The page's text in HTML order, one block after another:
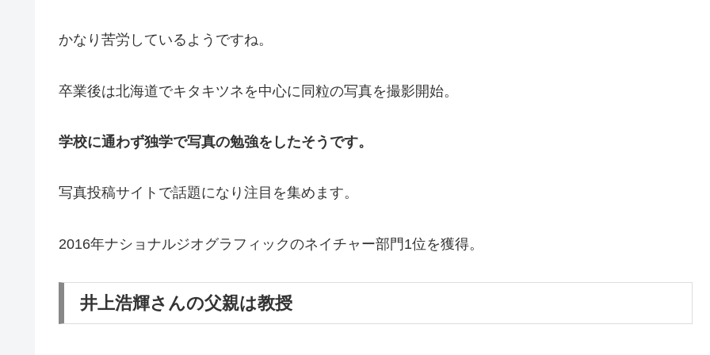
かなり苦労しているようですね。
卒業後は北海道でキタキツネを中心に同粒の写真を撮影開始。
学校に通わず独学で写真の勉強をしたそうです。
写真投稿サイトで話題になり注目を集めます。
2016年ナショナルジオグラフィックのネイチャー部門1位を獲得。
井上浩輝さんの父親は教授